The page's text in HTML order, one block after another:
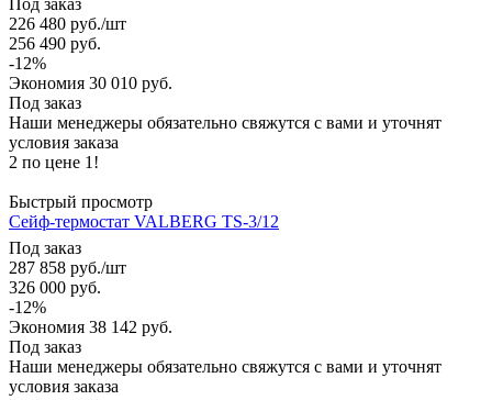
226 480 руб./шт
256 490 руб.
-12%
Экономия 30 010 руб.
Под заказ
Наши менеджеры обязательно свяжутся с вами и уточнят
условия заказа
2 по цене 1!
Быстрый просмотр
Сейф-термостат VALBERG TS-3/12
Под заказ
287 858 руб./шт
326 000 руб.
-12%
Экономия 38 142 руб.
Под заказ
Наши менеджеры обязательно свяжутся с вами и уточнят
условия заказа